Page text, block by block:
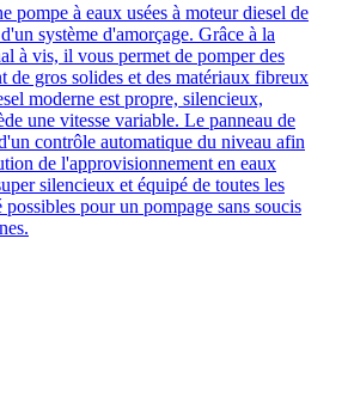
pompe à eaux usées à moteur diesel de
système d'amorçage. Grâce à la
à vis, il vous permet de pomper des
de gros solides et des matériaux fibreux
moderne est propre, silencieux,
une vitesse variable. Le panneau de
contrôle automatique du niveau afin
de l'approvisionnement en eaux
silencieux et équipé de toutes les
pour un pompage sans soucis